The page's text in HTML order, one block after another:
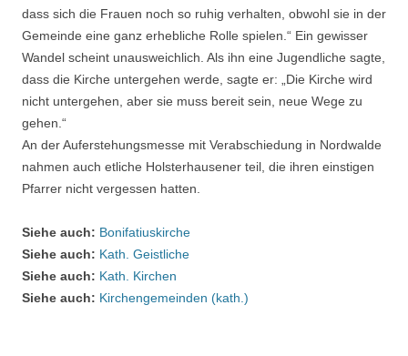
dass sich die Frauen noch so ruhig verhalten, obwohl sie in der
Gemeinde eine ganz erhebliche Rolle spielen.“ Ein gewisser
Wandel scheint unausweichlich. Als ihn eine Jugendliche sagte,
dass die Kirche untergehen werde, sagte er: „Die Kirche wird
nicht untergehen, aber sie muss bereit sein, neue Wege zu
gehen.“
An der Auferstehungsmesse mit Verabschiedung in Nordwalde
nahmen auch etliche Holsterhausener teil, die ihren einstigen
Pfarrer nicht vergessen hatten.
Siehe auch: Bonifatiuskirche
Siehe auch: Kath. Geistliche
Siehe auch: Kath. Kirchen
Siehe auch: Kirchengemeinden (kath.)